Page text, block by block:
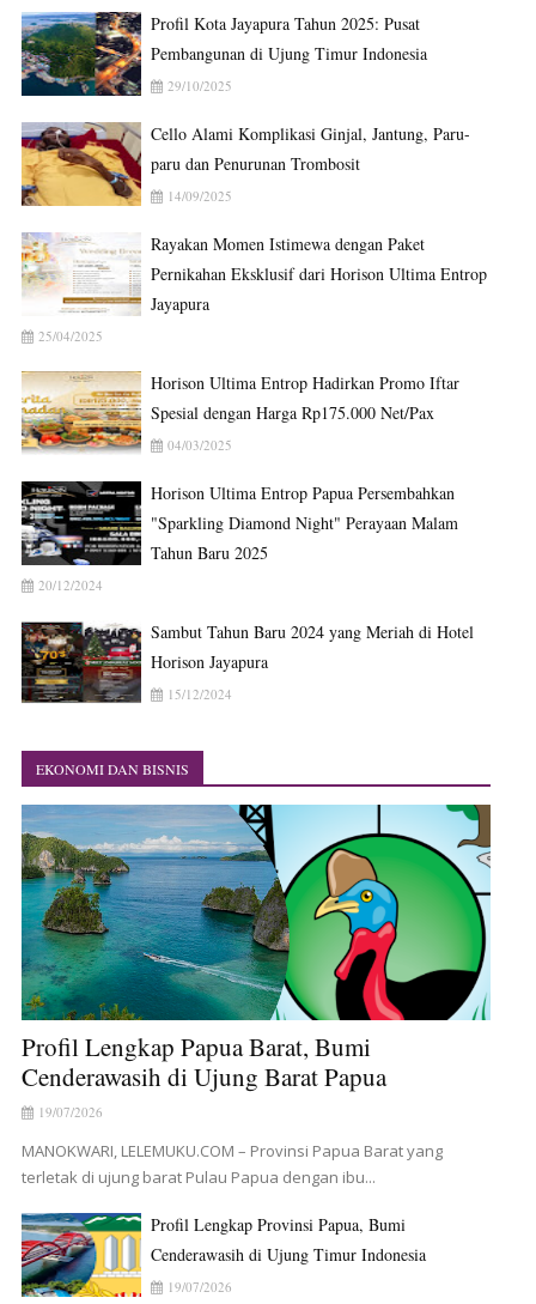
Profil Kota Jayapura Tahun 2025: Pusat
Pembangunan di Ujung Timur Indonesia
29/10/2025
Cello Alami Komplikasi Ginjal, Jantung, Paru-
paru dan Penurunan Trombosit
14/09/2025
Rayakan Momen Istimewa dengan Paket
Pernikahan Eksklusif dari Horison Ultima Entrop
Jayapura
25/04/2025
Horison Ultima Entrop Hadirkan Promo Iftar
Spesial dengan Harga Rp175.000 Net/Pax
04/03/2025
Horison Ultima Entrop Papua Persembahkan
"Sparkling Diamond Night" Perayaan Malam
Tahun Baru 2025
20/12/2024
Sambut Tahun Baru 2024 yang Meriah di Hotel
Horison Jayapura
15/12/2024
EKONOMI DAN BISNIS
Profil Lengkap Papua Barat, Bumi
Cenderawasih di Ujung Barat Papua
19/07/2026
MANOKWARI, LELEMUKU.COM – Provinsi Papua Barat yang
terletak di ujung barat Pulau Papua dengan ibu...
Profil Lengkap Provinsi Papua, Bumi
Cenderawasih di Ujung Timur Indonesia
19/07/2026